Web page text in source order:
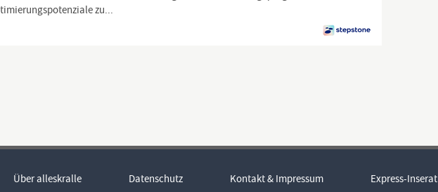
zu...
Über alleskralle Datenschutz Kontakt & Impressum Express-Inserat